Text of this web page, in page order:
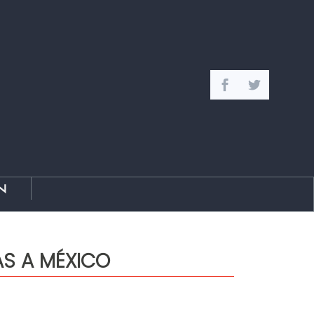
A MÉXICO